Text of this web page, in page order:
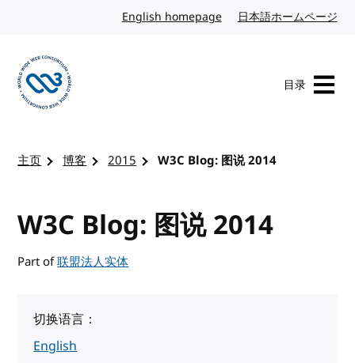
English homepage英文日本語ホームページ
目录
主页 博客 2015 W3C Blog: 图说 2014
W3C Blog: 图说 2014
Part of联盟法人实体
切换语言：
English